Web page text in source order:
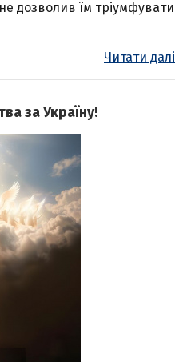
дозволив їм тріумфувати
Читати далі
за Україну!